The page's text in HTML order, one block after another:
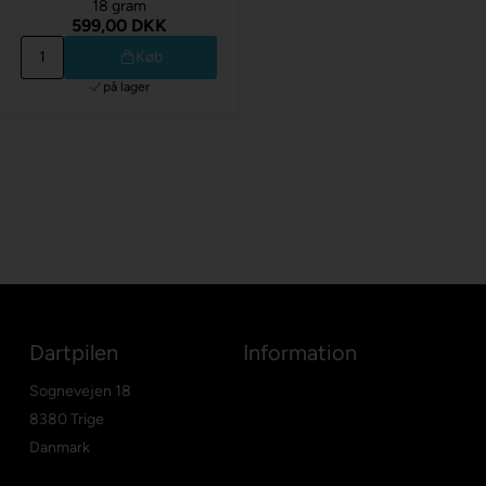
18 gram
599,00 DKK
Køb
på lager
Dartpilen
Sognevejen 18
8380 Trige
Danmark
Information